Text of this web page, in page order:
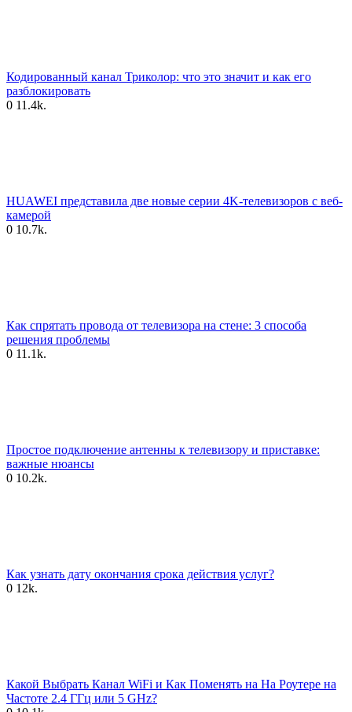
Кодированный канал Триколор: что это значит и как его
разблокировать
0 11.4k.
HUAWEI представила две новые серии 4K-телевизоров с веб-
камерой
0 10.7k.
Как спрятать провода от телевизора на стене: 3 способа
решения проблемы
0 11.1k.
Простое подключение антенны к телевизору и приставке:
важные нюансы
0 10.2k.
Как узнать дату окончания срока действия услуг?
0 12k.
Какой Выбрать Канал WiFi и Как Поменять на На Роутере на
Частоте 2.4 ГГц или 5 GHz?